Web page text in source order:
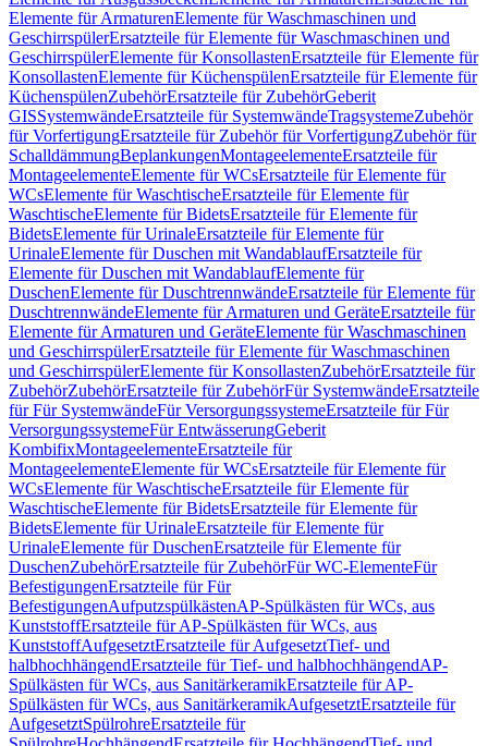
Elemente für ArmaturenElemente für Waschmaschinen und
GeschirrspülerErsatzteile für Elemente für Waschmaschinen und
GeschirrspülerElemente für KonsollastenErsatzteile für Elemente für
KonsollastenElemente für KüchenspülenErsatzteile für Elemente für
KüchenspülenZubehörErsatzteile für ZubehörGeberit
GISSystemwändeErsatzteile für SystemwändeTragsystemeZubehör
für VorfertigungErsatzteile für Zubehör für VorfertigungZubehör für
SchalldämmungBeplankungenMontageelementeErsatzteile für
MontageelementeElemente für WCsErsatzteile für Elemente für
WCsElemente für WaschtischeErsatzteile für Elemente für
WaschtischeElemente für BidetsErsatzteile für Elemente für
BidetsElemente für UrinaleErsatzteile für Elemente für
UrinaleElemente für Duschen mit WandablaufErsatzteile für
Elemente für Duschen mit WandablaufElemente für
DuschenElemente für DuschtrennwändeErsatzteile für Elemente für
DuschtrennwändeElemente für Armaturen und GeräteErsatzteile für
Elemente für Armaturen und GeräteElemente für Waschmaschinen
und GeschirrspülerErsatzteile für Elemente für Waschmaschinen
und GeschirrspülerElemente für KonsollastenZubehörErsatzteile für
ZubehörZubehörErsatzteile für ZubehörFür SystemwändeErsatzteile
für Für SystemwändeFür VersorgungssystemeErsatzteile für Für
VersorgungssystemeFür EntwässerungGeberit
KombifixMontageelementeErsatzteile für
MontageelementeElemente für WCsErsatzteile für Elemente für
WCsElemente für WaschtischeErsatzteile für Elemente für
WaschtischeElemente für BidetsErsatzteile für Elemente für
BidetsElemente für UrinaleErsatzteile für Elemente für
UrinaleElemente für DuschenErsatzteile für Elemente für
DuschenZubehörErsatzteile für ZubehörFür WC-ElementeFür
BefestigungenErsatzteile für Für
BefestigungenAufputzspülkästenAP-Spülkästen für WCs, aus
KunststoffErsatzteile für AP-Spülkästen für WCs, aus
KunststoffAufgesetztErsatzteile für AufgesetztTief- und
halbhochhängendErsatzteile für Tief- und halbhochhängendAP-
Spülkästen für WCs, aus SanitärkeramikErsatzteile für AP-
Spülkästen für WCs, aus SanitärkeramikAufgesetztErsatzteile für
AufgesetztSpülrohreErsatzteile für